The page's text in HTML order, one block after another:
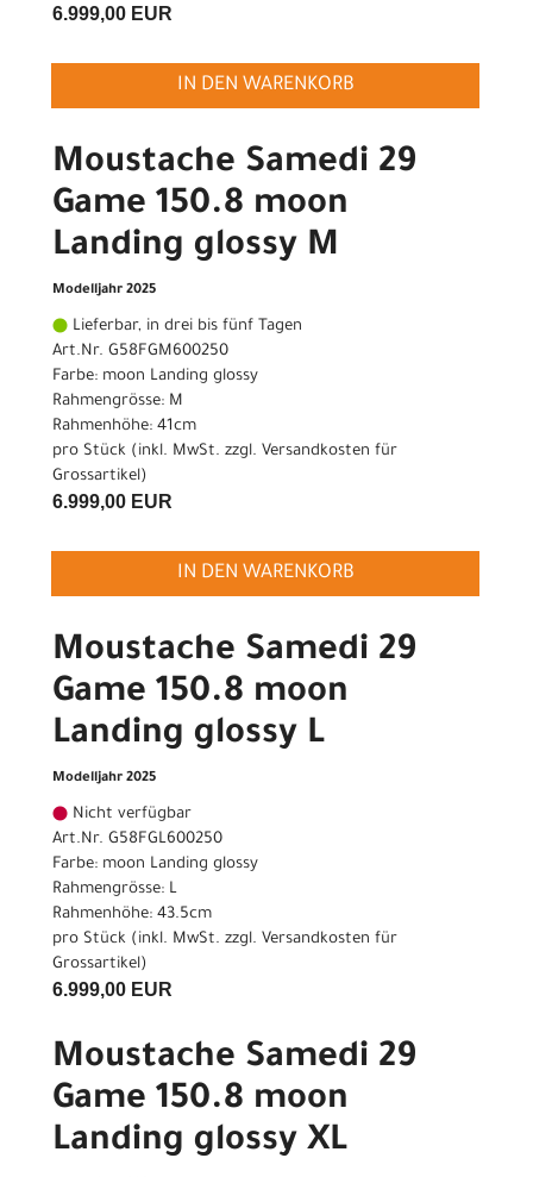
6.999,00 EUR
IN DEN WARENKORB
Moustache Samedi 29
Game 150.8 moon
Landing glossy M
Modelljahr 2025
Lieferbar, in drei bis fünf Tagen
Art.Nr. G58FGM600250
Farbe: moon Landing glossy
Rahmengrösse: M
Rahmenhöhe: 41cm
pro Stück (inkl. MwSt. zzgl. Versandkosten für
Grossartikel)
6.999,00 EUR
IN DEN WARENKORB
Moustache Samedi 29
Game 150.8 moon
Landing glossy L
Modelljahr 2025
Nicht verfügbar
Art.Nr. G58FGL600250
Farbe: moon Landing glossy
Rahmengrösse: L
Rahmenhöhe: 43.5cm
pro Stück (inkl. MwSt. zzgl. Versandkosten für
Grossartikel)
6.999,00 EUR
Moustache Samedi 29
Game 150.8 moon
Landing glossy XL